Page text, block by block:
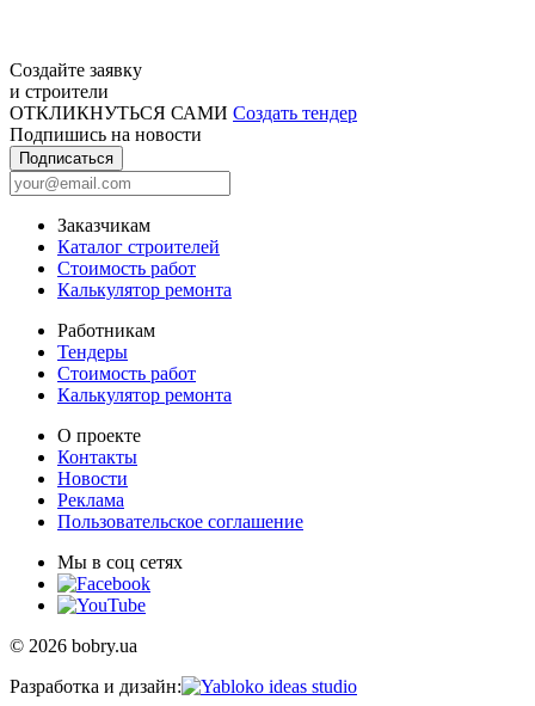
Создайте заявку
и строители
ОТКЛИКНУТЬСЯ САМИ Создать тендер
Подпишись на новости
Подписаться
Заказчикам
Каталог строителей
Стоимость работ
Калькулятор ремонта
Работникам
Тендеры
Стоимость работ
Калькулятор ремонта
О проекте
Контакты
Новости
Реклама
Пользовательское соглашение
Мы в соц сетях
© 2026 bobry.ua
Разработка и дизайн: